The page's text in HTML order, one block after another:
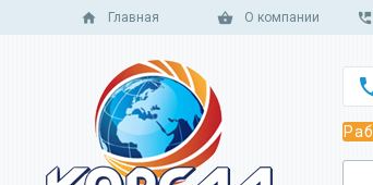
Главная О компании